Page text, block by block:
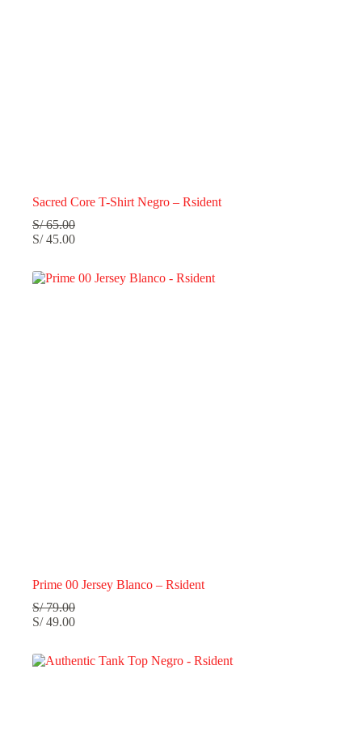
Sacred Core T-Shirt Negro – Rsident
S/65.00
S/45.00
Prime 00 Jersey Blanco – Rsident
S/79.00
S/49.00